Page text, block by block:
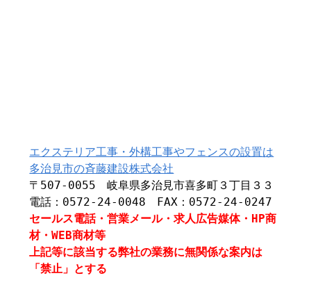
エクステリア工事・外構工事やフェンスの設置は
多治見市の斉藤建設株式会社
〒507-0055 岐阜県多治見市喜多町３丁目３３
電話：0572-24-0048 FAX：0572-24-0247
セールス電話・営業メール・求人広告媒体・HP商
材・WEB商材等
上記等に該当する弊社の業務に無関係な案内は
「禁止」とする